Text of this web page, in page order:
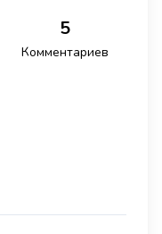
5
Комментариев